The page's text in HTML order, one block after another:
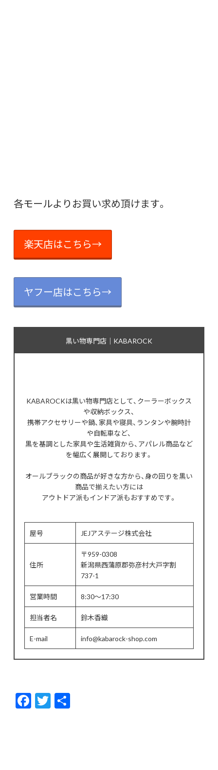
各モールよりお買い求め頂けます。
楽天店はこちら→
ヤフー店はこちら→
黒い物専門店｜KABAROCK
KABAROCKは黒い物専門店として、クーラーボックス
や収納ボックス、
携帯アクセサリーや鍋、家具や寝具、ランタンや腕時計
や自転車など、
黒を基調とした家具や生活雑貨から、アパレル商品など
を幅広く展開しております。
オールブラックの商品が好きな方から、身の回りを黒い
商品で揃えたい方には
アウトドア派もインドア派もおすすめです。
屋号 JEJアステージ株式会社
住所
〒959-0308
新潟県西蒲原郡弥彦村大戸字割
737-1
営業時間 8:30～17:30
担当者名 鈴木香織
E-mail info@kabarock-shop.com
F
ac
T
w